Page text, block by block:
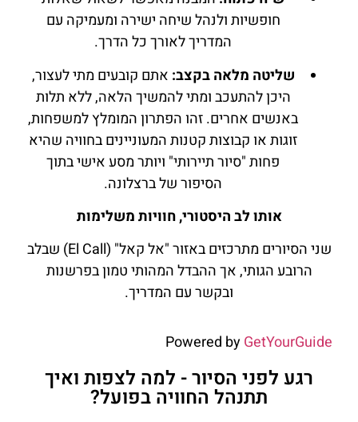
חופשיות ולנהל שיחה ישירה ומעמיקה עם
המדריך לאורך כל הדרך.
שליטה מלאה בקצב: אתם קובעים מתי לעצור,
היכן להתעכב ומתי להמשיך הלאה, ללא תלות
באנשים אחרים. זהו הפתרון המומלץ למשפחות,
זוגות או קבוצות קטנות המעוניינים בחוויה שהיא
פחות "סיור תיירותי" ויותר מסע אישי בתוך
הסיפור של ברצלונה.
אותו לב היסטורי, חוויות משלימות
שני הסיורים מתרכזים באזור "אל קאל" (El Call) שבלב
הרובע הגותי, אך ההבדל המהותי טמון בפרשנות
ובקשר עם המדריך.
Powered byGetYourGuide
רגע לפני הסיור - למה לצפות ואיך
תתנהל החוויה בפועל?